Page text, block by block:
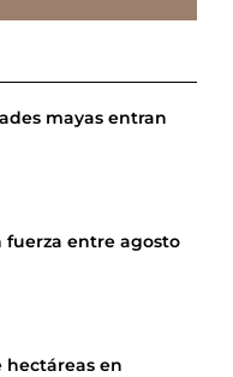
mayas entran
fuerza entre agosto
hectáreas en